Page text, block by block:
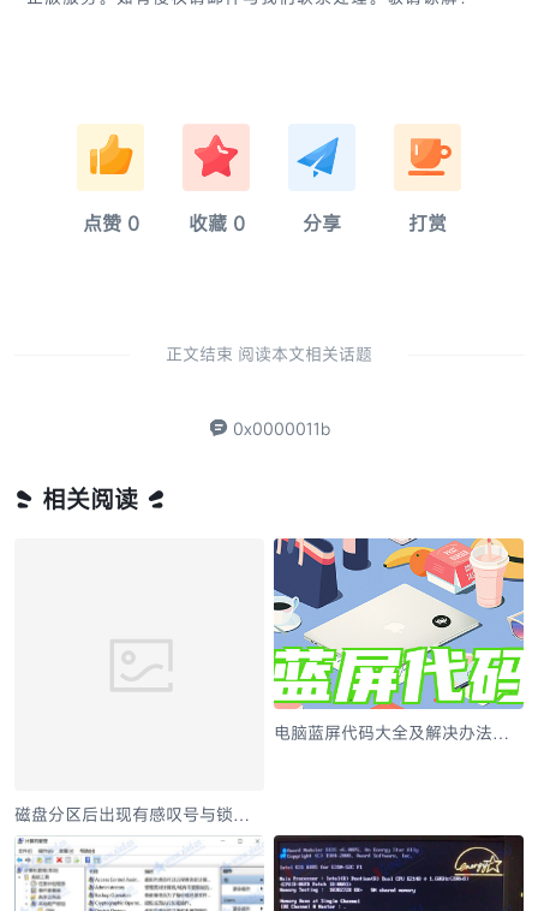
淚
点赞 0
奈
收藏 0
硫
分享
亂
打赏
正文结束 阅读本文相关话题
0x0000011b
相关阅读
磁盘分区后出现有感叹号与锁的
问题解决办法
电脑蓝屏代码大全及解决办法整